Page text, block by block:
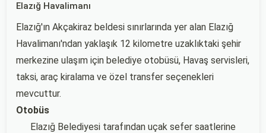
Elazığ Havalimanı
Elazığ'ın Akçakiraz beldesi sınırlarında yer alan Elazığ
Havalimanı'ndan yaklaşık 12 kilometre uzaklıktaki şehir
merkezine ulaşım için belediye otobüsü, Havaş servisleri,
taksi, araç kiralama ve özel transfer seçenekleri
mevcuttur.
Otobüs
Elazığ Belediyesi tarafından uçak sefer saatlerine